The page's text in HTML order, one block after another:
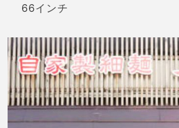
66インチ